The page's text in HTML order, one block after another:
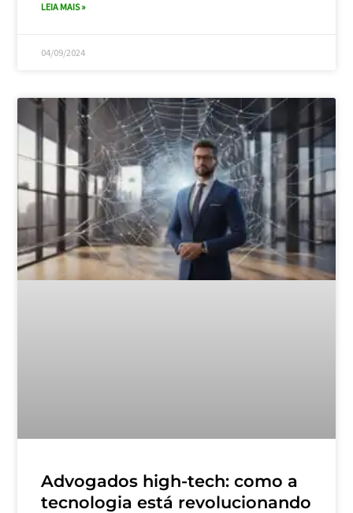
LEIA MAIS »
04/09/2024
Advogados high-tech: como a
tecnologia está revolucionando